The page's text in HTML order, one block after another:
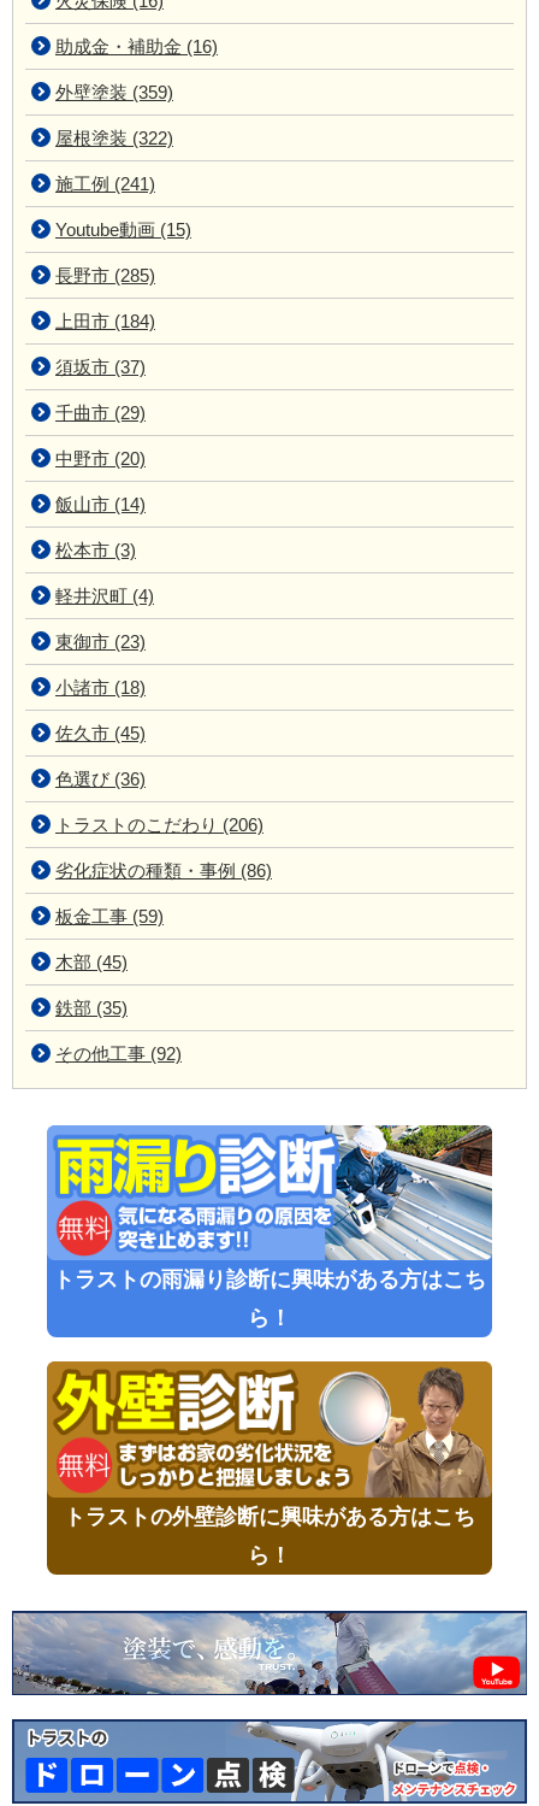
助成金・補助金 (16)
外壁塗装 (359)
屋根塗装 (322)
施工例 (241)
Youtube動画 (15)
長野市 (285)
上田市 (184)
須坂市 (37)
千曲市 (29)
中野市 (20)
飯山市 (14)
松本市 (3)
軽井沢町 (4)
東御市 (23)
小諸市 (18)
佐久市 (45)
色選び (36)
トラストのこだわり (206)
劣化症状の種類・事例 (86)
板金工事 (59)
木部 (45)
鉄部 (35)
その他工事 (92)
トラストの雨漏り診断に興味がある方はこち
ら！
トラストの外壁診断に興味がある方はこち
ら！